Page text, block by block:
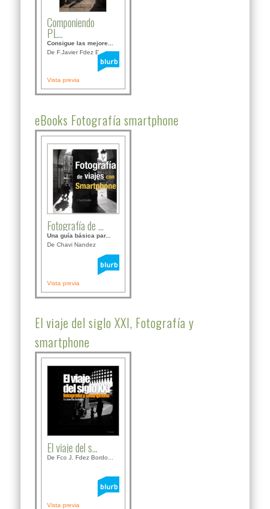
Componiendo
PL...
Consigue las mejore...
De F.Javier Fdez Bor...
Vista previa
eBooks Fotografía smartphone
Fotografía de ...
Una guía básica par...
De Chavi Nandez
Vista previa
El viaje del siglo XXI, Fotografía y
smartphone
El viaje del s...
De Fco J. Fdez Bordo...
Vista previa